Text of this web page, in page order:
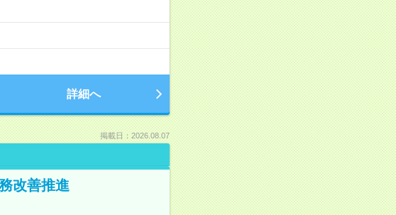
詳細へ
掲載日：2026.08.07
改善推進